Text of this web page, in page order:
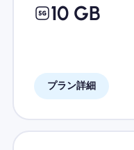
10 GB
プラン詳細